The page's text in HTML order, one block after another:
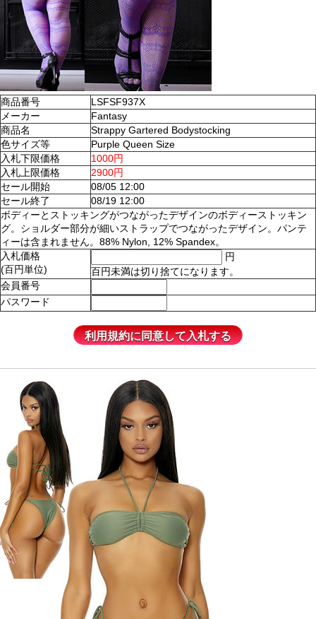
商品番号
LSFSF937X
メーカー
Fantasy
商品名
Strappy Gartered Bodystocking
色サイズ等
Purple Queen Size
入札下限価格
1000円
入札上限価格
2900円
セール開始
08/05 12:00
セール終了
08/19 12:00
ボディーとストッキングがつながったデザインのボディーストッキン
グ。ショルダー部分が細いストラップでつながったデザイン。パンテ
ィーは含まれません。88% Nylon, 12% Spandex。
入札価格
(百円単位)
円
百円未満は切り捨てになります。
会員番号
パスワード